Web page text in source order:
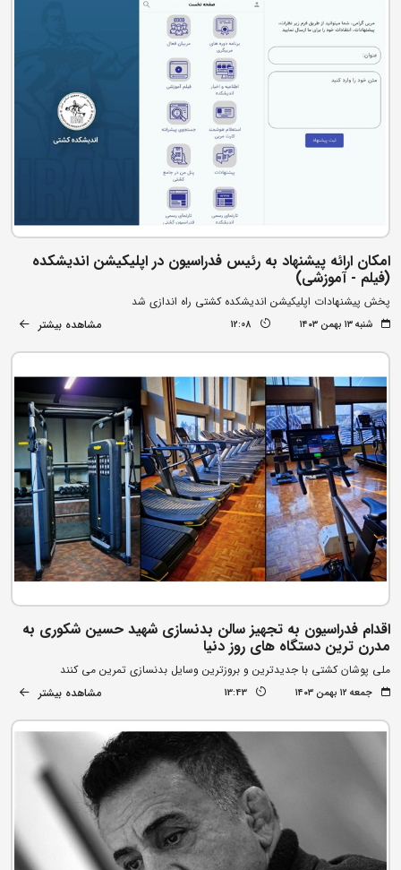
امکان ارائه پیشنهاد به رئیس فدراسیون در اپلیکیشن اندیشکده
(فیلم - آموزشی)
پخش پیشنهادات اپلیکیشن اندیشکده کشتی راه اندازی شد
شنبه ۱۳ بهمن ۱۴۰۳ 12:08 مشاهده بیشتر
اقدام فدراسیون به تجهیز سالن بدنسازی شهید حسین شکوری به
مدرن ترین دستگاه های روز دنیا
ملی پوشان کشتی با جدیدترین و بروزترین وسایل بدنسازی تمرین می کنند
جمعه ۱۲ بهمن ۱۴۰۳ 13:43 مشاهده بیشتر